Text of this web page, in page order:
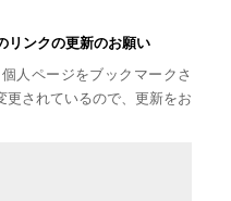
リンクの更新のお願い
人ページをブックマークさ
されているので、更新をお